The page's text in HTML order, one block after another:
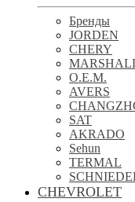
Бренды
JORDEN
CHERY
O.E.M.
AVERS
SAT
AKRADO
Sehun
TERMAL
CHEVROLET